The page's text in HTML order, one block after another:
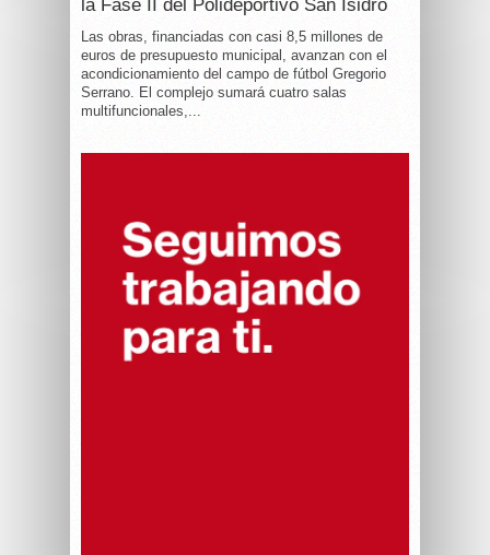
la Fase II del Polideportivo San Isidro
Las obras, financiadas con casi 8,5 millones de
euros de presupuesto municipal, avanzan con el
acondicionamiento del campo de fútbol Gregorio
Serrano. El complejo sumará cuatro salas
multifuncionales,...